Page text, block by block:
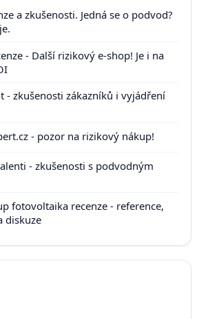
a zkušenosti. Jedná se o podvod?
- Další rizikový e-shop! Je i na
- zkušenosti zákazníků i vyjádření
- pozor na rizikový nákup!
- zkušenosti s podvodným
fotovoltaika recenze - reference,
diskuze